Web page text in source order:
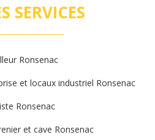
SERVICES
Ronsenac
et locaux industriel Ronsenac
Ronsenac
et cave Ronsenac